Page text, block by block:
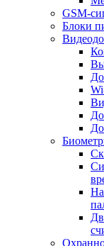
GSM-
Блоки